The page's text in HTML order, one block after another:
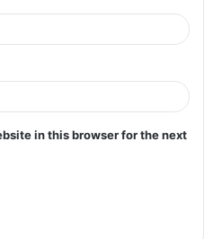
in this browser for the next